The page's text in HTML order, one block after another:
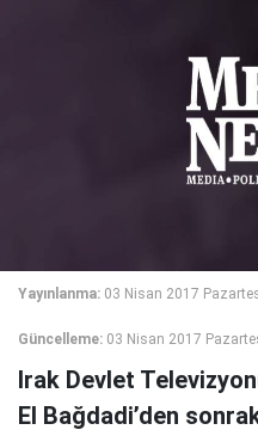
Yayınlanma: 03 Nisan 2017
Güncelleme: 03 Nisan 2017
Irak Devlet
El Bağdadi’den